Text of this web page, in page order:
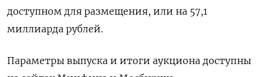
доступном для размещения, или на 57,1
миллиарда рублей.
Параметры выпуска и итоги аукциона доступны